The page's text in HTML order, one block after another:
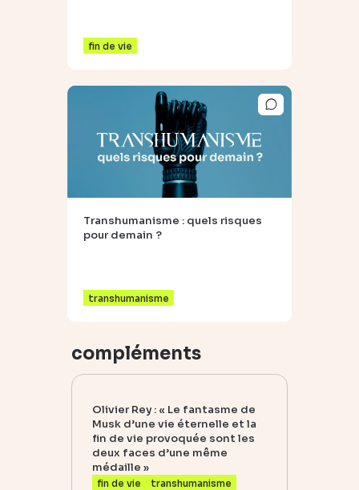
fin de vie
Transhumanisme : quels risques
pour demain ?
transhumanisme
compléments
Olivier Rey : « Le fantasme de
Musk d’une vie éternelle et la
fin de vie provoquée sont les
deux faces d’une même
médaille »
fin de vie transhumanisme